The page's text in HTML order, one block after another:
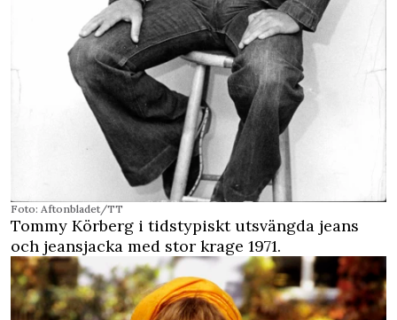
Foto: Aftonbladet/TT
Tommy Körberg i tidstypiskt utsvängda jeans
och jeansjacka med stor krage 1971.